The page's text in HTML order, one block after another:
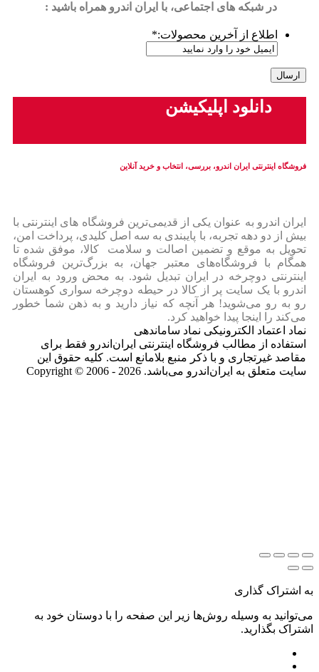
در شبکه های اجتماعی، با ایران اندرو همراه باشید :
اطلاع از آخرین محصولات:*
دانلود اپلیکیشن
فروشگاه اینترنتی ایران‌ اندرو، بررسی، انتخاب و خرید آنلاین
ایران‌ اندرو به عنوان یکی از قدیمی‌ترین فروشگاه های اینترنتی با
بیش از دو دهه تجربه، با پایبندی به سه اصل کلیدی، پرداخت امن،
تحویل به موقع و تضمین اصالت و سلامت کالا، موفق شده تا
همگام با فروشگاه‌های معتبر جهان، به بزرگ‌ترین فروشگاه
اینترنتی دوچرخه در ایران تبدیل شود. به محض ورود به ایران‌
اندرو با یک سایت پر از کالا در حیطه دوچرخه سواری کوهستان
رو به رو می‌شوید! هر آنچه که نیاز دارید و به ذهن شما خطور
می‌کند را اینجا پیدا خواهید کرد.
نماد اعتماد الکترونیکی نماد ساماندهی
استفاده از مطالب فروشگاه اینترنتی ایران‌اندرو فقط برای
مقاصد غیرتجاری و با ذکر منبع بلامانع است. کلیه حقوق این
سایت متعلق به ایران‌اندرو می‌باشد. Copyright © 2006 - 2026
به اشتراک گذاری
می‌توانید به وسیله روش‌ها زیر این صفحه را با دوستان خود به
اشتراک بگذارید.